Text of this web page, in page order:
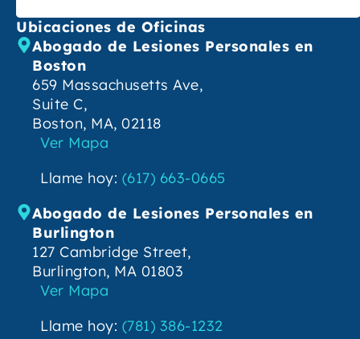
Ubicaciones de Oficinas
Abogado de Lesiones Personales en
Boston
659 Massachusetts Ave,
Suite C,
Boston, MA, 02118
Ver Mapa
Llame hoy: (617) 663-0665
Abogado de Lesiones Personales en
Burlington
127 Cambridge Street,
Burlington, MA 01803
Ver Mapa
Llame hoy: (781) 386-1232